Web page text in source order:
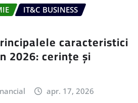
IT&C BUSINESS
caracteristici
2026: cerințe și
apr. 17, 2026